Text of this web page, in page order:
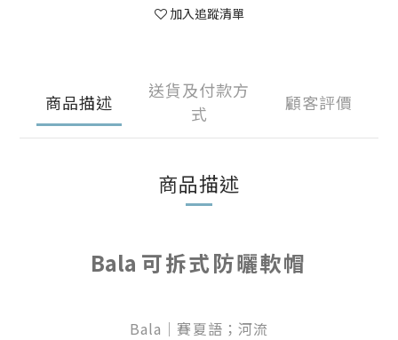
加入追蹤清單
商品描述
送貨及付款方
式
顧客評價
商品描述
Bala 可拆式防曬軟帽
Bala｜賽夏語；河流